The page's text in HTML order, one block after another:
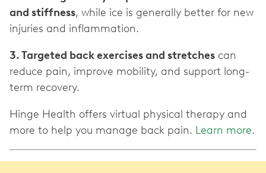
and stiffness, while ice is generally better for new
injuries and inflammation.
3. Targeted back exercises and stretches can
reduce pain, improve mobility, and support long-
term recovery.
Hinge Health offers virtual physical therapy and
more to help you manage back pain. Learn more.